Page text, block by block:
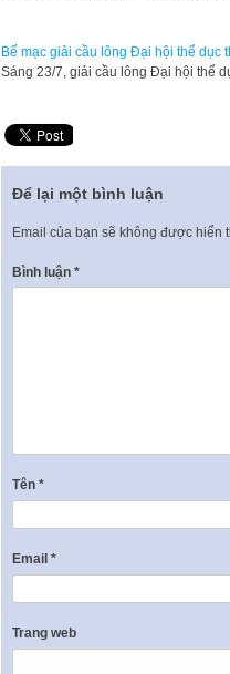
Bế mạc giải cầu lông Đại hội thể dục
Sáng 23/7, giải cầu lông Đại hội thể
Để lại một bình luận
Email của bạn sẽ không được hiển
Bình luận *
Tên *
Email *
Trang web